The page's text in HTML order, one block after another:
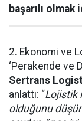
başarılı
2. Ekonomi ve
‘Perakende ve
Sertrans
anlattı: “Lojistik
olduğunu